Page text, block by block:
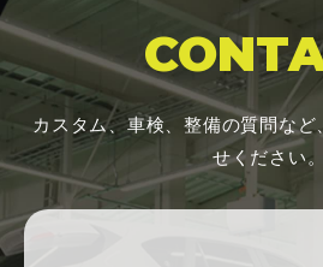
カスタム、車検、整備の質問な
せください。